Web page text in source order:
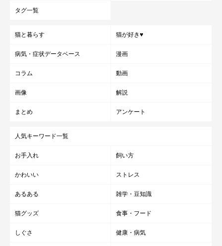
先述したように、あごニキビの原因はホルモンバランスが崩れて
猫は環境の変化にストレスを感じやすいので、
タグ一覧
猫と暮らす 猫が好き♥
病気・症状データベース 漫画
コラム 動画
画像 解説
まとめ アンケート
人気キーワード一覧
お手入れ 飼い方
かわいい ストレス
あるある 雑学・豆知識
猫グッズ 食事・フード
しぐさ 健康・病気